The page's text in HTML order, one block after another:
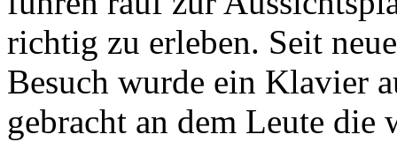
richtig zu erleben. Seit
Besuch wurde ein Klavier
gebracht an dem Leute